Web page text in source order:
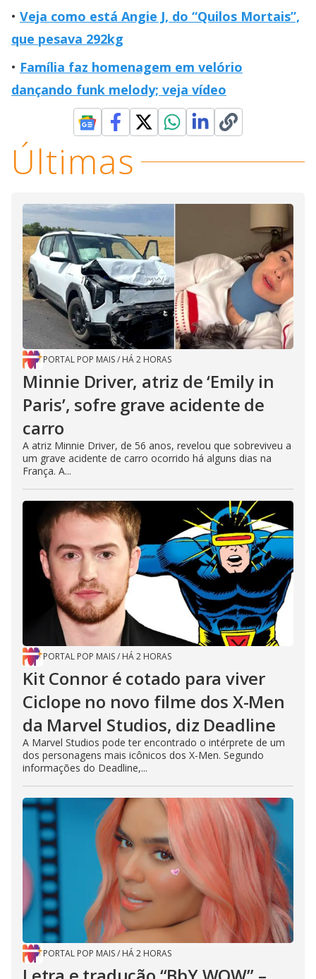
Veja como está Angie J, do “Quilos Mortais”,
que pesava 292kg
Família faz homenagem em velório
dançando funk melody; veja vídeo
Últimas
PORTAL POP MAIS/ HÁ 2 HORAS
Minnie Driver, atriz de ‘Emily in
Paris’, sofre grave acidente de
carro
A atriz Minnie Driver, de 56 anos, revelou que sobreviveu a
um grave acidente de carro ocorrido há alguns dias na
França. A...
PORTAL POP MAIS/ HÁ 2 HORAS
Kit Connor é cotado para viver
Ciclope no novo filme dos X-Men
da Marvel Studios, diz Deadline
A Marvel Studios pode ter encontrado o intérprete de um
dos personagens mais icônicos dos X-Men. Segundo
informações do Deadline,...
PORTAL POP MAIS/ HÁ 2 HORAS